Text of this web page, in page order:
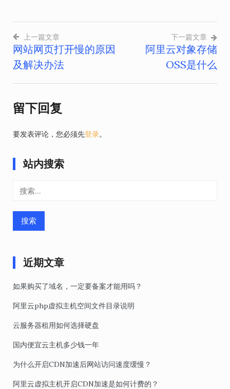
文
章
航
上一篇文章
网站网页打开慢的原因
及解决办法
下一篇文章
阿里云对象存储
OSS是什么
留下回复
要发表评论，您必须先登录。
站内搜索
近期文章
如果购买了域名，一定要备案才能用吗？
阿里云php虚拟主机空间文件目录说明
云服务器租用如何选择硬盘
国内便宜云主机多少钱一年
为什么开启CDN加速后网站访问速度缓慢？
阿里云虚拟主机开启CDN加速是如何计费的？